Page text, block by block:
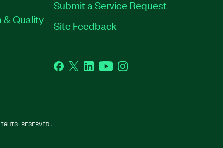
& Quality
Submit a Service Request
Site Feedback
Facebook
TwitterLinkedInYouTubeInstagram
RESERVED.